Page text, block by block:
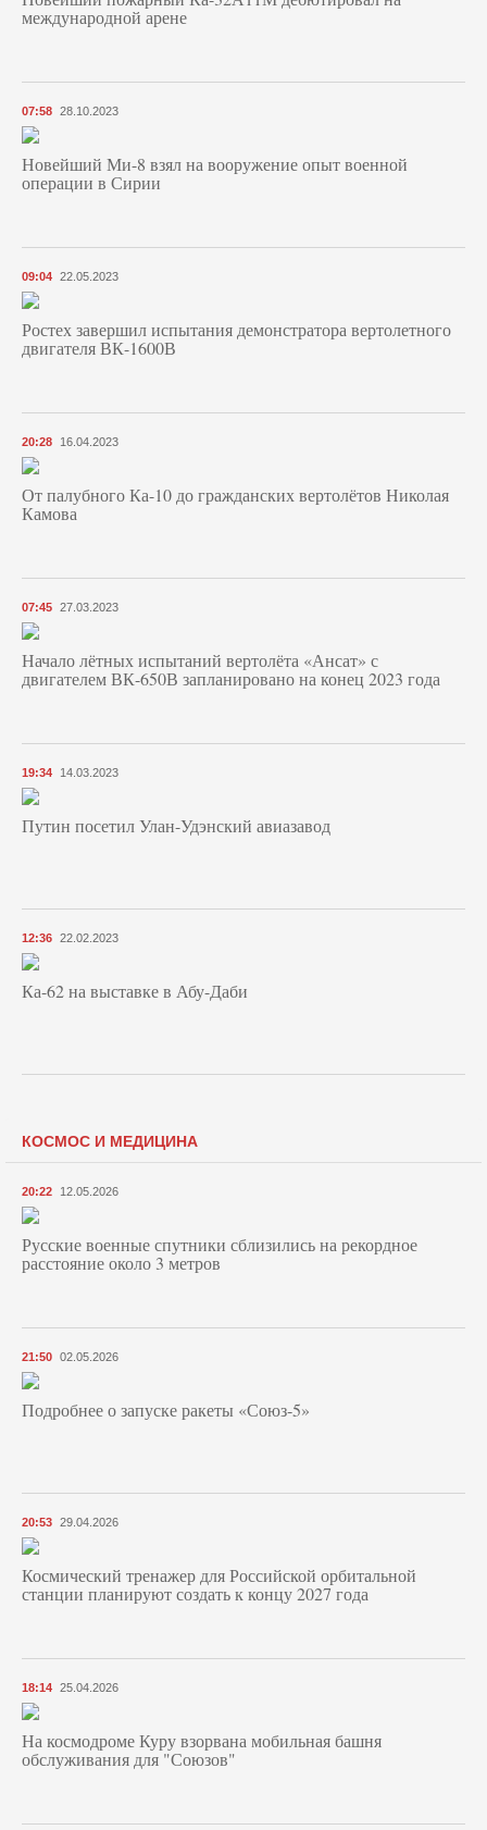
международной арене
07:58 28.10.2023
Новейший Ми-8 взял на вооружение опыт военной
операции в Сирии
09:04 22.05.2023
Ростех завершил испытания демонстратора вертолетного
двигателя ВК-1600В
20:28 16.04.2023
От палубного Ка-10 до гражданских вертолётов Николая
Камова
07:45 27.03.2023
Начало лётных испытаний вертолёта «Ансат» с
двигателем ВК-650В запланировано на конец 2023 года
19:34 14.03.2023
Путин посетил Улан-Удэнский авиазавод
12:36 22.02.2023
Ка-62 на выставке в Абу-Даби
КОСМОС И МЕДИЦИНА
20:22 12.05.2026
Русские военные спутники сблизились на рекордное
расстояние около 3 метров
21:50 02.05.2026
Подробнее о запуске ракеты «Союз‑5»
20:53 29.04.2026
Космический тренажер для Российской орбитальной
станции планируют создать к концу 2027 года
18:14 25.04.2026
На космодроме Куру взорвана мобильная башня
обслуживания для "Союзов"